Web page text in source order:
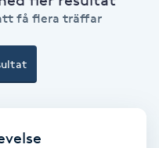
få flera träffar